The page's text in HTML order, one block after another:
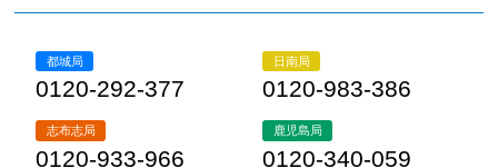
都城局
0120-292-377
日南局
0120-983-386
志布志局
0120-933-966
鹿児島局
0120-340-059